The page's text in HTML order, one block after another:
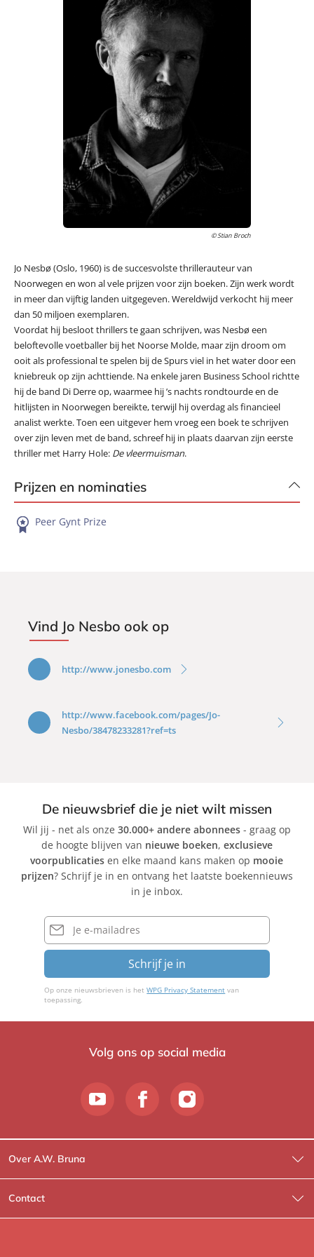
© Stian Broch
Jo Nesbø (Oslo, 1960) is de succesvolste thrillerauteur van
Noorwegen en won al vele prijzen voor zijn boeken. Zijn werk wordt
in meer dan vijftig landen uitgegeven. Wereldwijd verkocht hij meer
dan 50 miljoen exemplaren.
Voordat hij besloot thrillers te gaan schrijven, was Nesbø een
beloftevolle voetballer bij het Noorse Molde, maar zijn droom om
ooit als professional te spelen bij de Spurs viel in het water door een
kniebreuk op zijn achttiende. Na enkele jaren Business School richtte
hij de band Di Derre op, waarmee hij ’s nachts rondtourde en de
hitlijsten in Noorwegen bereikte, terwijl hij overdag als financieel
analist werkte. Toen een uitgever hem vroeg een boek te schrijven
over zijn leven met de band, schreef hij in plaats daarvan zijn eerste
thriller met Harry Hole: De vleermuisman.
Prijzen en nominaties
Peer Gynt Prize
Vind Jo Nesbo ook op
http://www.jonesbo.com
http://www.facebook.com/pages/Jo-
Nesbo/38478233281?ref=ts
De nieuwsbrief die je niet wilt missen
Wil jij - net als onze 30.000+ andere abonnees- graag op
de hoogte blijven van nieuwe boeken, exclusieve
voorpublicaties en elke maand kans maken op mooie
prijzen? Schrijf je in en ontvang het laatste boekennieuws
in je inbox.
E-
mailadres
Schrijf je in
Op onze nieuwsbrieven is hetWPG Privacy Statement van
toepassing.
Volg ons op social media
Over A.W. Bruna
Wat wij doen
Wie is Wie?
Contact
Contactinformatie